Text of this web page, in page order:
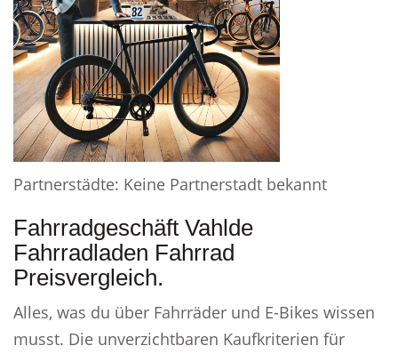
Partnerstädte: Keine Partnerstadt bekannt
Fahrradgeschäft Vahlde
Fahrradladen Fahrrad
Preisvergleich.
Alles, was du über Fahrräder und E-Bikes wissen
musst. Die unverzichtbaren Kaufkriterien für